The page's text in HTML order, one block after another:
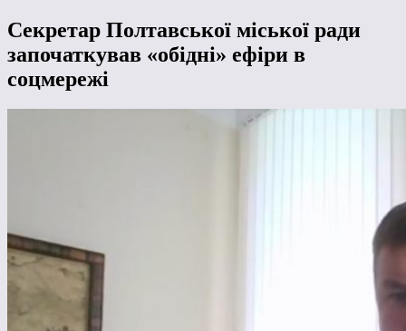
Секретар Полтавської міської ради
започаткував «обідні» ефіри в
соцмережі